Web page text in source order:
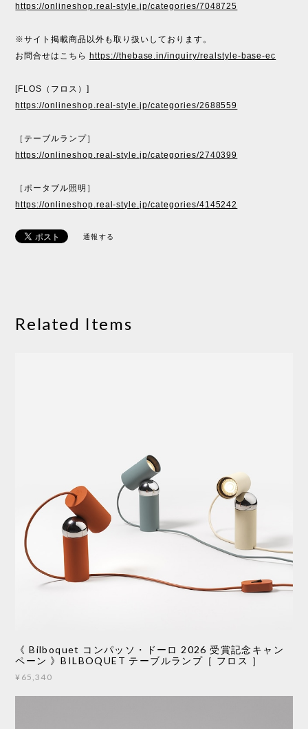
https://onlineshop.real-style.jp/categories/7048725
※サイト掲載商品以外も取り扱いしております。
お問合せはこちらhttps://thebase.in/inquiry/realstyle-base-ec
[FLOS（フロス）]
https://onlineshop.real-style.jp/categories/2688559
［テーブルランプ］
https://onlineshop.real-style.jp/categories/2740399
［ポータブル照明］
https://onlineshop.real-style.jp/categories/4145242
通報する
Related Items
《 Bilboquet コンパッソ・ドーロ 2026 受賞記念キャン
ペーン 》BILBOQUET テーブルランプ［ フロス ］
¥65,340